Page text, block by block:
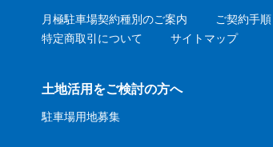
月極駐車場契約種別のご案内 ご契約手順
特定商取引について
サイトマップ
土地活用をご検討の方へ
駐車場用地募集